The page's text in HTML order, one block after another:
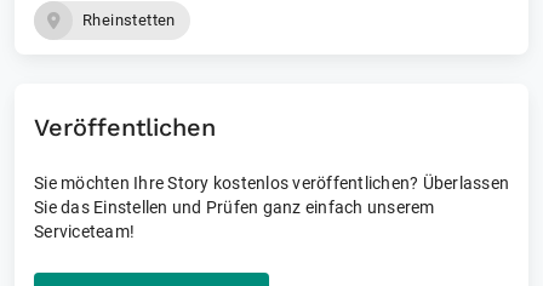
Rheinstetten
Veröffentlichen
Sie möchten Ihre Story kostenlos veröffentlichen? Überlassen
Sie das Einstellen und Prüfen ganz einfach unserem
Serviceteam!